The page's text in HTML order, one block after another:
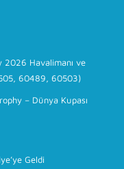
2026 Havalimanı ve
60489, 60503)
– Dünya Kupası
Geldi